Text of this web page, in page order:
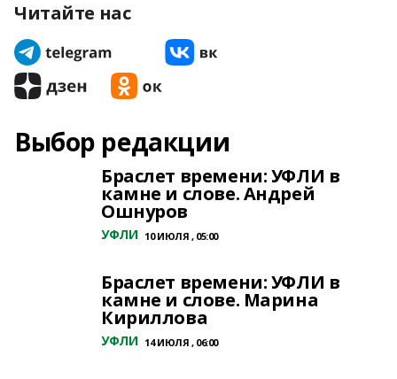
Читайте нас
Выбор редакции
Браслет времени: УФЛИ в
камне и слове. Андрей
Ошнуров
УФЛИ 10 ИЮЛЯ , 05:00
Браслет времени: УФЛИ в
камне и слове. Марина
Кириллова
УФЛИ 14 ИЮЛЯ , 06:00